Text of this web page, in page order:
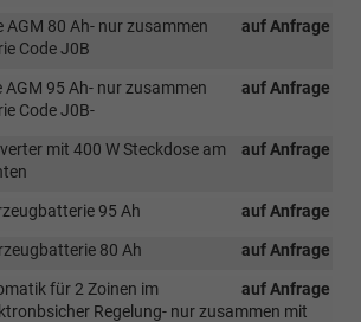
auf Anfrage
AGM 80 Ah- nur zusammen
Code J0B
auf Anfrage
AGM 95 Ah- nur zusammen
Code J0B-
auf Anfrage
mit 400 W Steckdose am
auf Anfrage
95 Ah
auf Anfrage
80 Ah
auf Anfrage
für 2 Zoinen im
Regelung- nur zusammen mit